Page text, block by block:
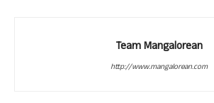
Team Mangalorean
http://www.mangalorean.com